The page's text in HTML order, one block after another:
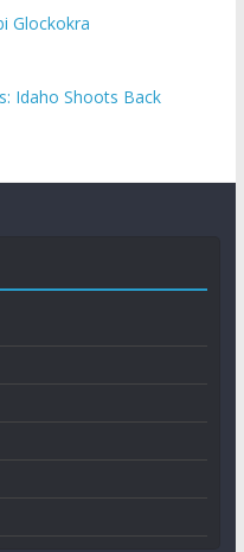
Glockokra
Idaho Shoots Back